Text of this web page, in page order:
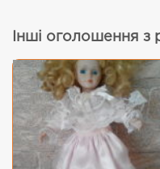
Інші оголошення з